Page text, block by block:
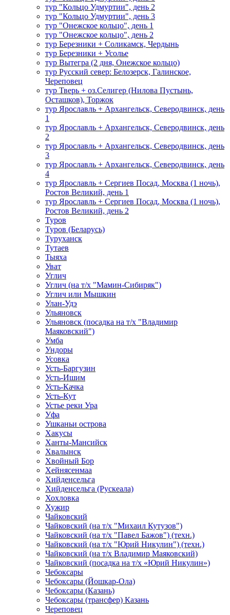
тур "Кольцо Удмуртии", день 2
тур "Кольцо Удмуртии", день 3
тур "Онежское кольцо", день 1
тур "Онежское кольцо", день 2
тур Березники + Соликамск, Чердынь
тур Березники + Усолье
тур Вытегра (2 дня, Онежское кольцо)
тур Русский север: Белозерск, Галинское,
Череповец
тур Тверь + оз.Селигер (Нилова Пустынь,
Осташков), Торжок
тур Ярославль + Архангельск, Северодвинск, день
1
тур Ярославль + Архангельск, Северодвинск, день
2
тур Ярославль + Архангельск, Северодвинск, день
3
тур Ярославль + Архангельск, Северодвинск, день
4
тур Ярославль + Сергиев Посад, Москва (1 ночь),
Ростов Великий, день 1
тур Ярославль + Сергиев Посад, Москва (1 ночь),
Ростов Великий, день 2
Туров
Туров (Беларусь)
Туруханск
Тутаев
Тыяха
Уват
Углич
Углич (на т/х "Мамин-Сибиряк")
Углич или Мышкин
Улан-Удэ
Ульяновск
Ульяновск (посадка на т/х "Владимир
Маяковский")
Умба
Ундоры
Усовка
Усть-Баргузин
Усть-Ишим
Усть-Качка
Усть-Кут
Устье реки Ура
Уфа
Ушканьи острова
Хакусы
Ханты-Мансийск
Хвалынск
Хвойный Бор
Хейнясенмаа
Хийденсельга
Хийденсельга (Рускеала)
Хохловка
Хужир
Чайковский
Чайковский (на т/х "Михаил Кутузов")
Чайковский (на т/х "Павел Бажов") (техн.)
Чайковский (на т/х "Юрий Никулин") (техн.)
Чайковский (на т/х Владимир Маяковский)
Чайковский (посадка на т/х «Юрий Никулин»)
Чебоксары
Чебоксары (Йошкар-Ола)
Чебоксары (Казань)
Чебоксары (трансфер) Казань
Череповец